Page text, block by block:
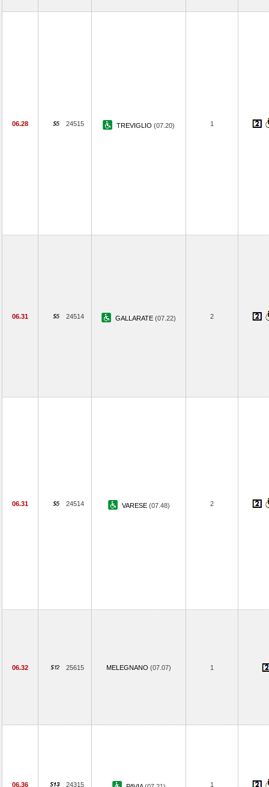
06.28 24515 TREVIGLIO (07.20) 1
06.31 24514 GALLARATE (07.22) 2
06.31 24514 VARESE (07.48) 2
06.32 25615 MELEGNANO (07.07) 1
06.36 24315 1